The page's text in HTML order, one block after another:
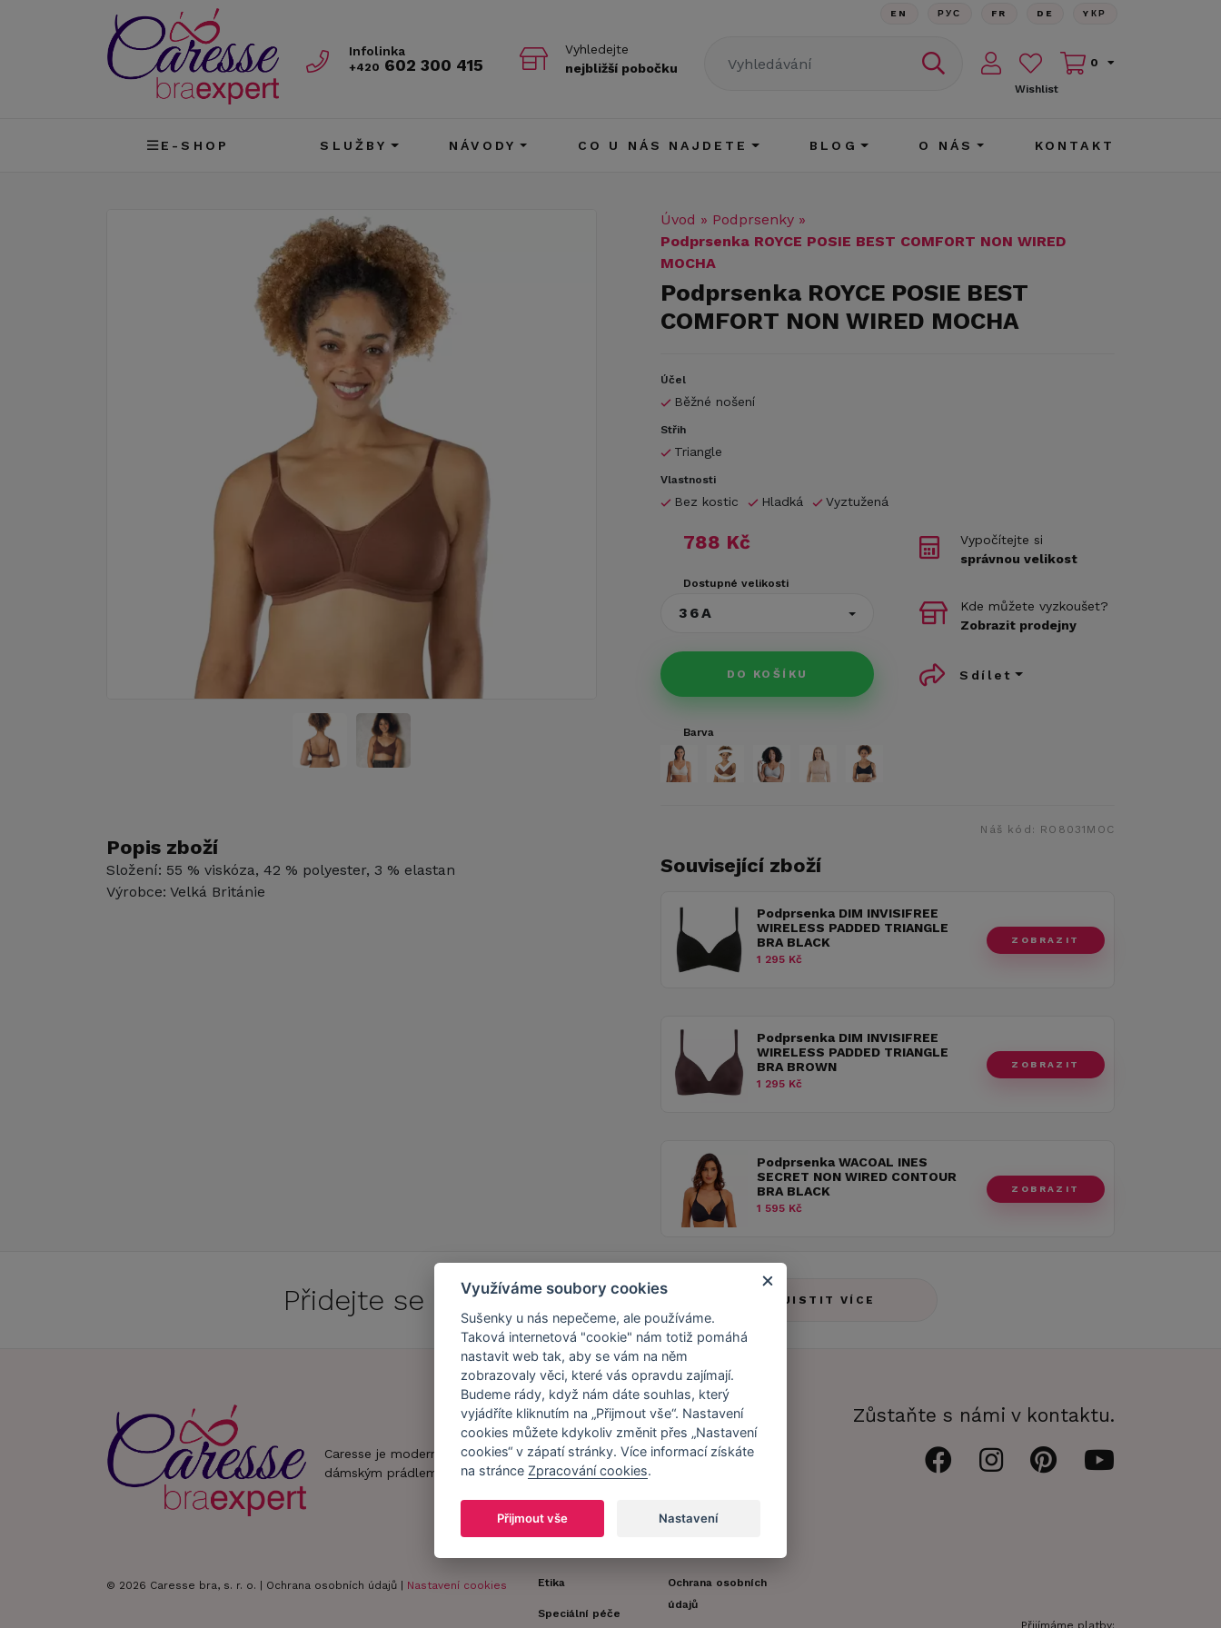
Infolinka
+420 602 300 415
Vyhledejte
nejbližší pobočku
EN РУС FR DE YКР
Wishlist
0
E-SHOP SLUŽBY NÁVODY CO U NÁS NAJDETE BLOG O NÁS KONTAKT
Popis zboží
Složení: 55 % viskóza, 42 % polyester, 3 % elastan
Výrobce: Velká Británie
Úvod » Podprsenky »
Podprsenka ROYCE POSIE BEST COMFORT NON WIRED
MOCHA
Podprsenka ROYCE POSIE BEST
COMFORT NON WIRED MOCHA
Účel
Běžné nošení
Střih
Triangle
Vlastnosti
Bez kostic Hladká Vyztužená
788 Kč
Dostupné velikosti
36A
DO KOŠÍKU
Vypočítejte si
správnou velikost
Kde můžete vyzkoušet?
Zobrazit prodejny
Sdílet
Barva
Náš kód: RO8031MOC
Související zboží
Podprsenka DIM INVISIFREE
WIRELESS PADDED TRIANGLE
BRA BLACK
1 295 Kč
ZOBRAZIT
Podprsenka DIM INVISIFREE
WIRELESS PADDED TRIANGLE
BRA BROWN
1 295 Kč
ZOBRAZIT
Podprsenka WACOAL INES
SECRET NON WIRED CONTOUR
BRA BLACK
1 595 Kč
ZOBRAZIT
Přidejte se doCaresse Clubu! ZJISTIT VÍCE
Caresse je moderní obchod s
dámským prádlem.
© 2026 Caresse bra, s. r. o. | Ochrana osobních údajů Nastavení cookies
Náš příběh
Náš tým
Caresse v
médiích
Etika
Speciální péče
Zákaznický účet
Registrace
Ochrana osobních
údajů
Zůstaňte s námi v kontaktu.
Přijímáme platby:
Využíváme soubory cookies
Sušenky u nás nepečeme, ale používáme.
Taková internetová "cookie" nám totiž pomáhá
nastavit web tak, aby se vám na něm
zobrazovaly věci, které vás opravdu zajímají.
Budeme rády, když nám dáte souhlas, který
vyjádříte kliknutím na „Přijmout vše“. Nastavení
cookies můžete kdykoliv změnit přes „Nastavení
cookies“ v zápatí stránky. Více informací získáte
na stránce Zpracování cookies.
Přijmout vše Nastavení